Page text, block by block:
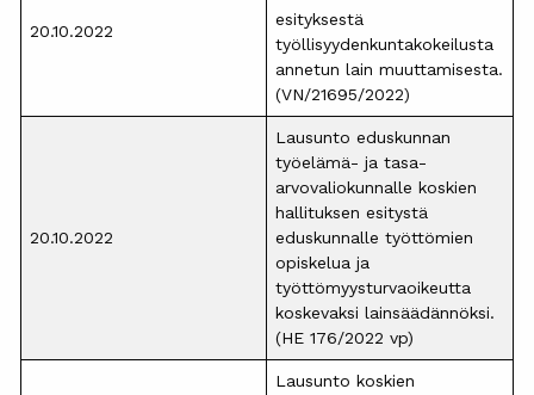
20.10.2022
esityksestä
työllisyydenkuntakokeilusta
annetun lain muuttamisesta.
(VN/21695/2022)
20.10.2022
Lausunto eduskunnan
työelämä- ja tasa-
arvovaliokunnalle koskien
hallituksen esitystä
eduskunnalle työttömien
opiskelua ja
työttömyysturvaoikeutta
koskevaksi lainsäädännöksi.
(HE 176/2022 vp)
Lausunto koskien